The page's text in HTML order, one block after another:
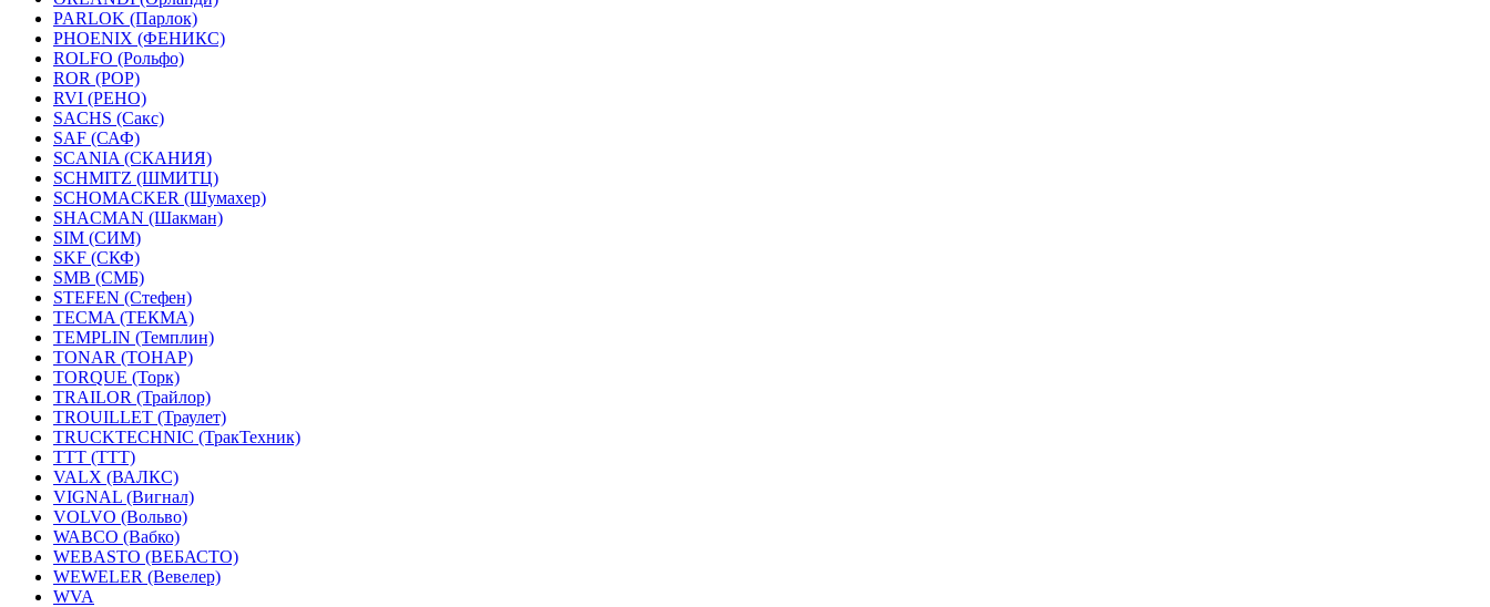
PARLOK (Парлок)
PHOENIX (ФЕНИКС)
ROLFO (Рольфо)
ROR (РОР)
RVI (РЕНО)
SACHS (Сакс)
SAF (САФ)
SCANIA (СКАНИЯ)
SCHMITZ (ШМИТЦ)
SCHOMACKER (Шумахер)
SHACMAN (Шакман)
SIM (СИМ)
SKF (СКФ)
SMB (СМБ)
STEFEN (Стефен)
TECMA (ТЕКМА)
TEMPLIN (Темплин)
TONAR (ТОНАР)
TORQUE (Торк)
TRAILOR (Трайлор)
TROUILLET (Траулет)
TRUCKTECHNIC (ТракТехник)
TTT (ТТТ)
VALX (ВАЛКС)
VIGNAL (Вигнал)
VOLVO (Вольво)
WABCO (Вабко)
WEBASTO (ВЕБАСТО)
WEWELER (Вевелер)
WVA